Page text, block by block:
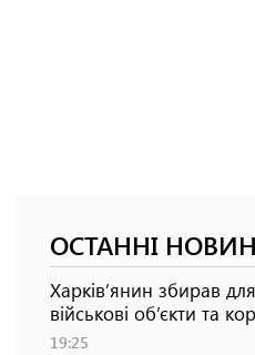
ОСТАННІ
Харків’янин збирав
військові об’єкти та
19:25